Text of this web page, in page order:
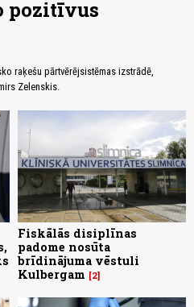
pozitīvus
raķešu pārtvērējsistēmas izstrādē,
Zelenskis.
Fiskālās disiplīnas
padome nosūta
brīdinājuma vēstuli
Kulbergam
2